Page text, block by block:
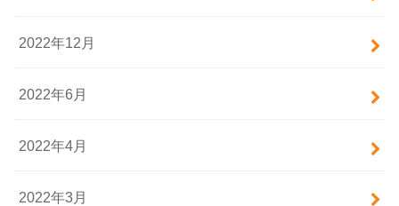
2022年12月
2022年6月
2022年4月
2022年3月